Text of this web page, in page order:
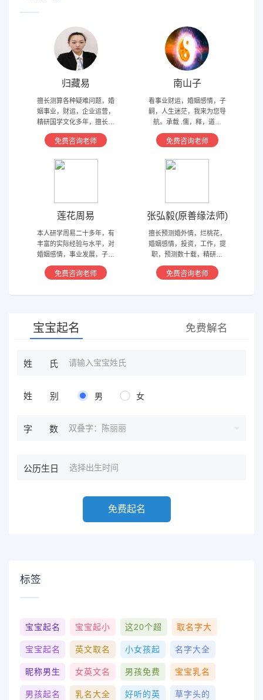
归藏易
擅长测算各种疑难问题，婚
姻事业，财运，企业运营，
精研国学文化多年，擅长归
藏易，盲派占卜，太乙，河
洛卦，紫薇，奇门遁甲等多
免费咨询老师
南山子
看事业财运，婚姻感情，子
嗣，人生迷茫，我来为您导
航。承载 .儒，释，道文
化，研究易经多年，精通八
字，六爻，奇门遁甲。
免费咨询老师
莲花周易
本人研学周易二十多年，有
丰富的实际经验与水平，对
婚姻感情，事业发展，子嗣
香火等方面指引慈航 ，现
在预测指导擅长紫微星斗，
导方案，欢迎有缘人。
免费咨询老师
张弘毅(原善缘法师)
擅长预测婚外情，烂桃花，
婚姻感情，投资，工作，提
职，预测数十载，精研国
学，擅长铁板、太乙，一掌
经，八宫连山易，盲派八字
免费咨询老师
宝宝起名 免费解名
姓氏
姓别 男 女
字数 双叠字：陈丽丽
公历生日
免费起名
标签
宝宝起名 宝宝起小 这20个超 取名字大
宝宝起名 英文取名 小女孩起 名字大全
昵称男生 女英文名 男孩免费 宝宝乳名
男孩起名 乳名大全 好听的英 草字头的